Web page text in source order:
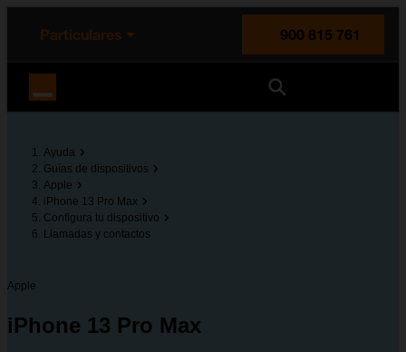
principal
la página
Particulares
900 815 761
Ayuda
Guías de dispositivos
Apple
iPhone 13 Pro Max
Configura tu dispositivo
Llamadas y contactos
Apple
iPhone 13 Pro Max